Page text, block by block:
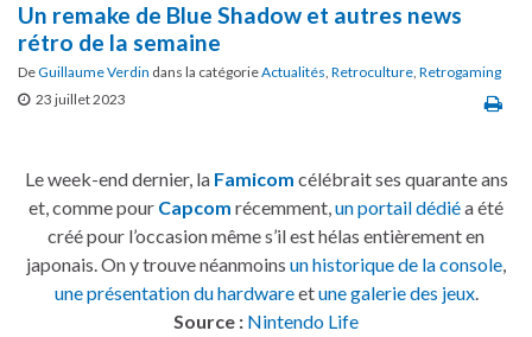
Un remake de Blue Shadow et autres news
rétro de la semaine
DeGuillaume Verdin dans la catégorieActualités, Retroculture, Retrogaming
23 juillet 2023
Le week-end dernier, la Famicom célébrait ses quarante ans
et, comme pour Capcom récemment,un portail dédiéa été
créé pour l’occasion même s’il est hélas entièrement en
japonais. On y trouve néanmoins un historique de la console,
une présentation du hardwareetune galerie des jeux.
Source : Nintendo Life